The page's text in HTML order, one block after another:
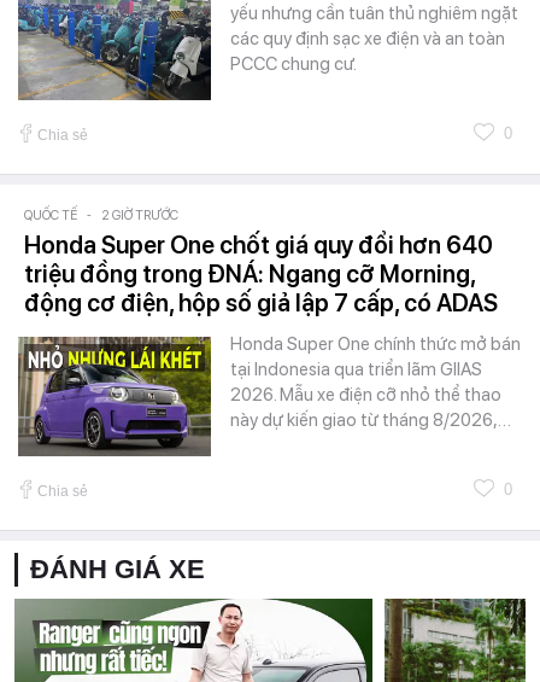
yếu nhưng cần tuân thủ nghiêm ngặt
các quy định sạc xe điện và an toàn
PCCC chung cư.
Chia sẻ 0
QUỐC TẾ - 2 GIỜ TRƯỚC
Honda Super One chốt giá quy đổi hơn 640
triệu đồng trong ĐNÁ: Ngang cỡ Morning,
động cơ điện, hộp số giả lập 7 cấp, có ADAS
Honda Super One chính thức mở bán
tại Indonesia qua triển lãm GIIAS
2026. Mẫu xe điện cỡ nhỏ thể thao
này dự kiến giao từ tháng 8/2026,…
Chia sẻ 0
ĐÁNH GIÁ XE